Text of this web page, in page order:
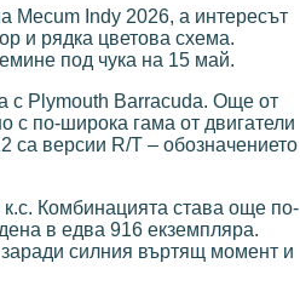
Mecum Indy 2026, а интересът
и рядка цветова схема.
под чука на 15 май.
с Plymouth Barracuda. Още от
с по-широка гама от двигатели
са версии R/T – обозначението
Комбинацията става още по-
в едва 916 екземпляра.
силния въртящ момент и